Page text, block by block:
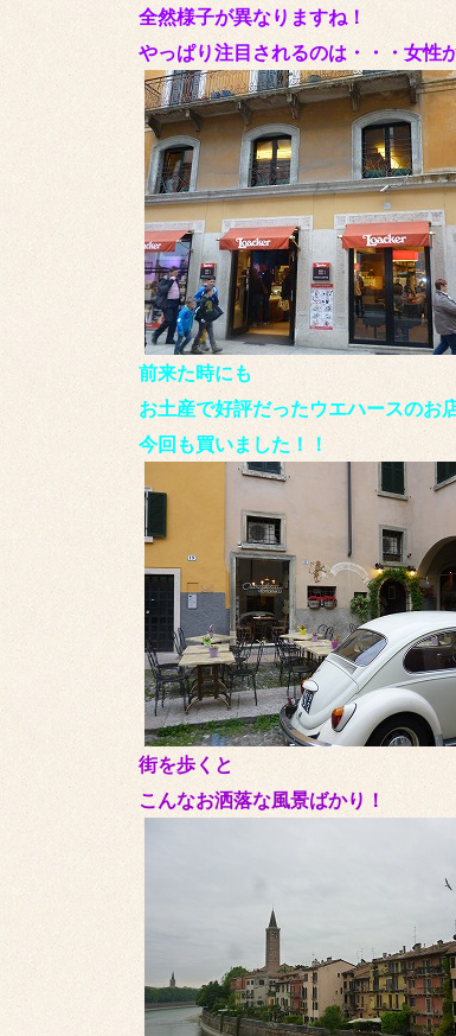
全然様子が異なりますね！
やっぱり注目されるのは・・・女性
前来た時にも
お土産で好評だったウエハースのお
今回も買いました！！
街を歩くと
こんなお洒落な風景ばかり！